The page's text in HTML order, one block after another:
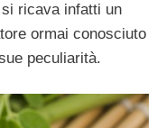
ricava infatti un
ormai conosciuto
peculiarità.